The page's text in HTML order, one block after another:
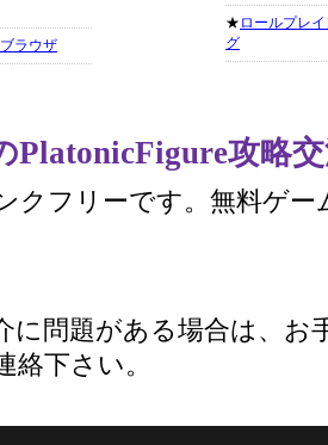
ラウザ
★ ロールプレ
グ
PlatonicFigure攻略
クフリーです。無料ゲー
に問題がある場合は、お
絡下さい。